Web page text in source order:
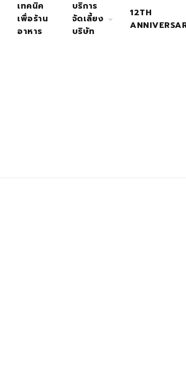
เทคนิค
เพื่อร้าน
อาหาร
บริการ
จัดเลี้ยง
บริษัท
12TH